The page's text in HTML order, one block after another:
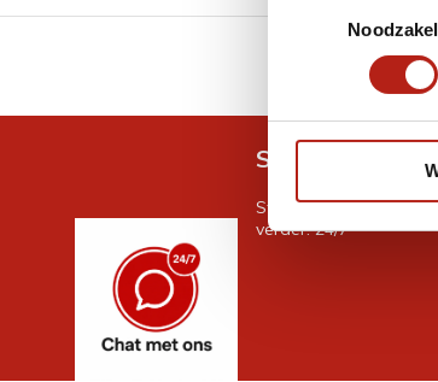
GRATIS
Snel antwoord
Stel je vraag in de
verder. 24/7